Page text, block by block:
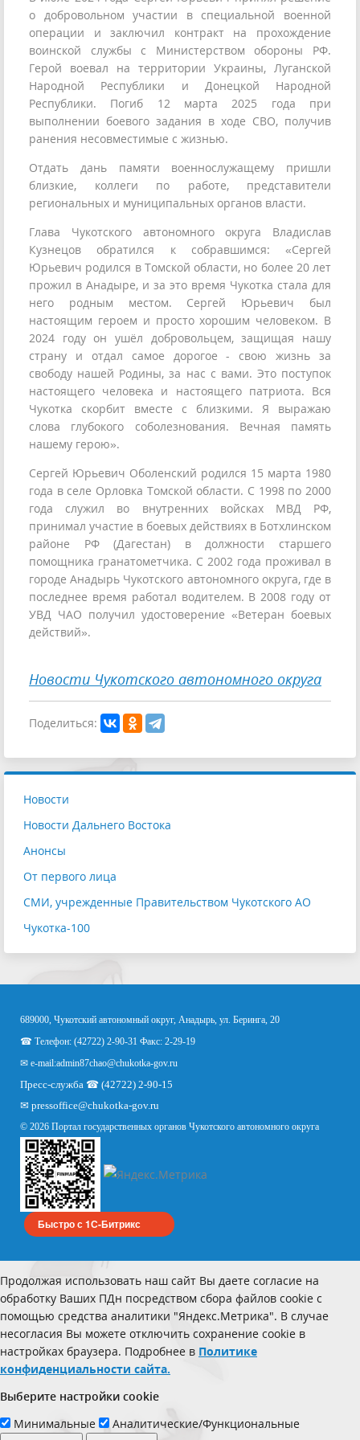
о добровольном участии в специальной военной
операции и заключил контракт на прохождение
воинской службы с Министерством обороны РФ.
Герой воевал на территории Украины, Луганской
Народной Республики и Донецкой Народной
Республики. Погиб 12 марта 2025 года при
выполнении боевого задания в ходе СВО, получив
ранения несовместимые с жизнью.
Отдать дань памяти военнослужащему пришли
близкие, коллеги по работе, представители
региональных и муниципальных органов власти.
Глава Чукотского автономного округа Владислав
Кузнецов обратился к собравшимся: «Сергей
Юрьевич родился в Томской области, но более 20 лет
прожил в Анадыре, и за это время Чукотка стала для
него родным местом. Сергей Юрьевич был
настоящим героем и просто хорошим человеком. В
2024 году он ушёл добровольцем, защищая нашу
страну и отдал самое дорогое - свою жизнь за
свободу нашей Родины, за нас с вами. Это поступок
настоящего человека и настоящего патриота. Вся
Чукотка скорбит вместе с близкими. Я выражаю
слова глубокого соболезнования. Вечная память
нашему герою».
Сергей Юрьевич Оболенский родился 15 марта 1980
года в селе Орловка Томской области. С 1998 по 2000
года служил во внутренних войсках МВД РФ,
принимал участие в боевых действиях в Ботхлинском
районе РФ (Дагестан) в должности старшего
помощника гранатометчика. С 2002 года проживал в
городе Анадырь Чукотского автономного округа, где в
последнее время работал водителем. В 2008 году от
УВД ЧАО получил удостоверение «Ветеран боевых
действий».
Новости Чукотского автономного округа
Поделиться:
Новости
Новости Дальнего Востока
Анонсы
От первого лица
СМИ, учрежденные Правительством Чукотского АО
Чукотка-100
689000, Чукотский автономный округ, Анадырь, ул. Беринга, 20
☎ Телефон: (42722) 2-90-31 Факс: 2-29-19
✉ e-mail:admin87chao@chukotka-gov.ru
Пресс-служба ☎ (42722) 2-90-15
✉ pressoffice@chukotka-gov.ru
© 2026 Портал государственных органов Чукотского автономного округа
Быстро с 1С-Битрикс
Продолжая использовать наш сайт Вы даете согласие на
обработку Ваших ПДн посредством сбора файлов cookie с
помощью средства аналитики "Яндекс.Метрика". В случае
несогласия Вы можете отключить сохранение cookie в
настройках браузера. Подробнее в Политике
конфиденциальности сайта.
Выберите настройки cookie
Минимальные
Аналитические/Функциональные